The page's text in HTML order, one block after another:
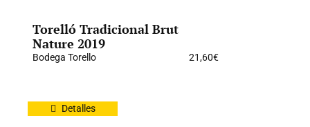
Torelló Tradicional Brut
Nature 2019
Bodega Torello 21,60€
Detalles